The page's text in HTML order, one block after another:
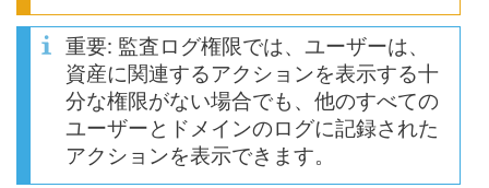
重要: 監査ログ権限では、ユーザーは、
資産に関連するアクションを表示する十
分な権限がない場合でも、他のすべての
ユーザーとドメインのログに記録された
アクションを表示できます。